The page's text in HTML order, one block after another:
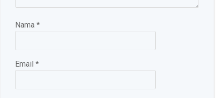
Nama *
Email *